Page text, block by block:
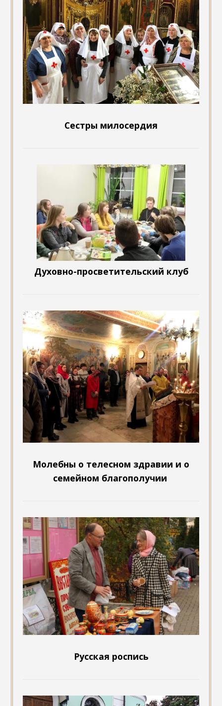
Сестры милосердия
Духовно-просветительский клуб
Молебны о телесном здравии и о
семейном благополучии
Русская роспись